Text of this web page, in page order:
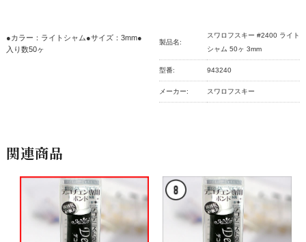
●カラー：ライトシャム●サイズ：3mm●
入り数50ヶ
製品名:
スワロフスキー #2400 ライト
シャム 50ヶ 3mm
型番: 943240
メーカー: スワロフスキー
関連商品